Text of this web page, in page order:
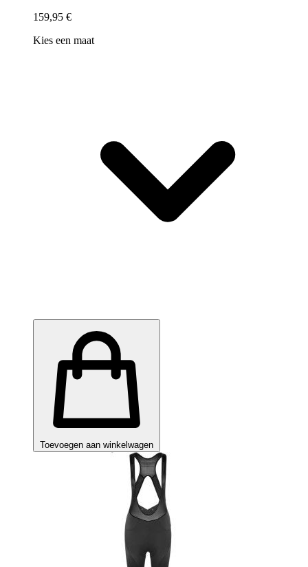
159,95 €
Kies een maat
Toevoegen aan winkelwagen